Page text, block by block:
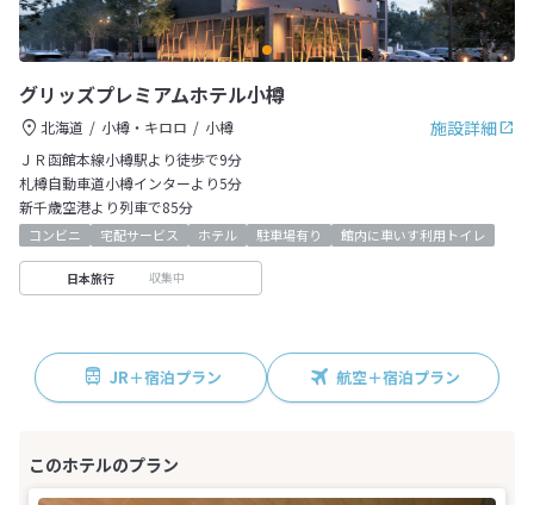
グリッズプレミアムホテル小樽
施設詳細
北海道 小樽・キロロ
小樽
ＪＲ函館本線小樽駅より徒歩で9分
札樽自動車道小樽インターより5分
新千歳空港より列車で85分
コンビニ 宅配サービス ホテル 駐車場有り 館内に車いす利用トイレ
日本旅行 収集中
JR＋宿泊プラン 航空＋宿泊プラン